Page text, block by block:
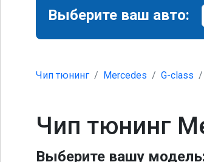
Выберите ваш авто:
Чип тюнинг Mercedes G-class
Чип тюнинг
Выберите вашу